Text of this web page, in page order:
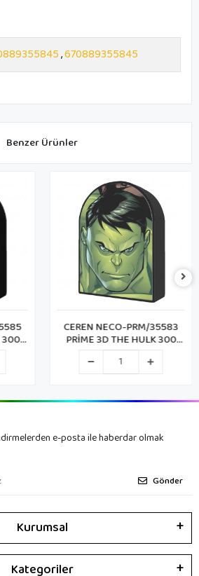
,670889355845
Benzer Ürünler
300
CEREN NECO-PRM/35583
PRİME 3D THE HULK 300
PARÇA PUZZLE METAL KUTU
e-posta ile haberdar olmak
Gönder
Kurumsal
Kategoriler